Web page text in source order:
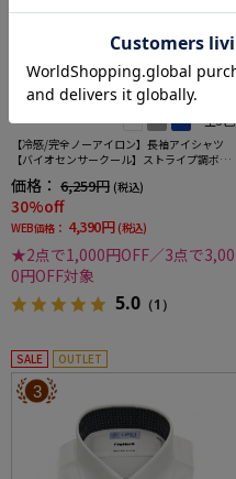
全3色
【冷感/完全ノーアイロン】長袖アイシャツ
【バイオセンサークール】ストライプ調ボタ
効果吸汗速乾ワイシャツ春夏
価格： 6,259円 (税込)
30%off
WEB価格： 4,390円 (税込)
★2点で1,000円OFF／3点で3,00
0円OFF対象
5.0 （1）
SALE OUTLET
3